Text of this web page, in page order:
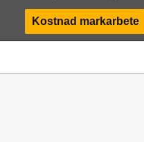
Kostnad markarbete